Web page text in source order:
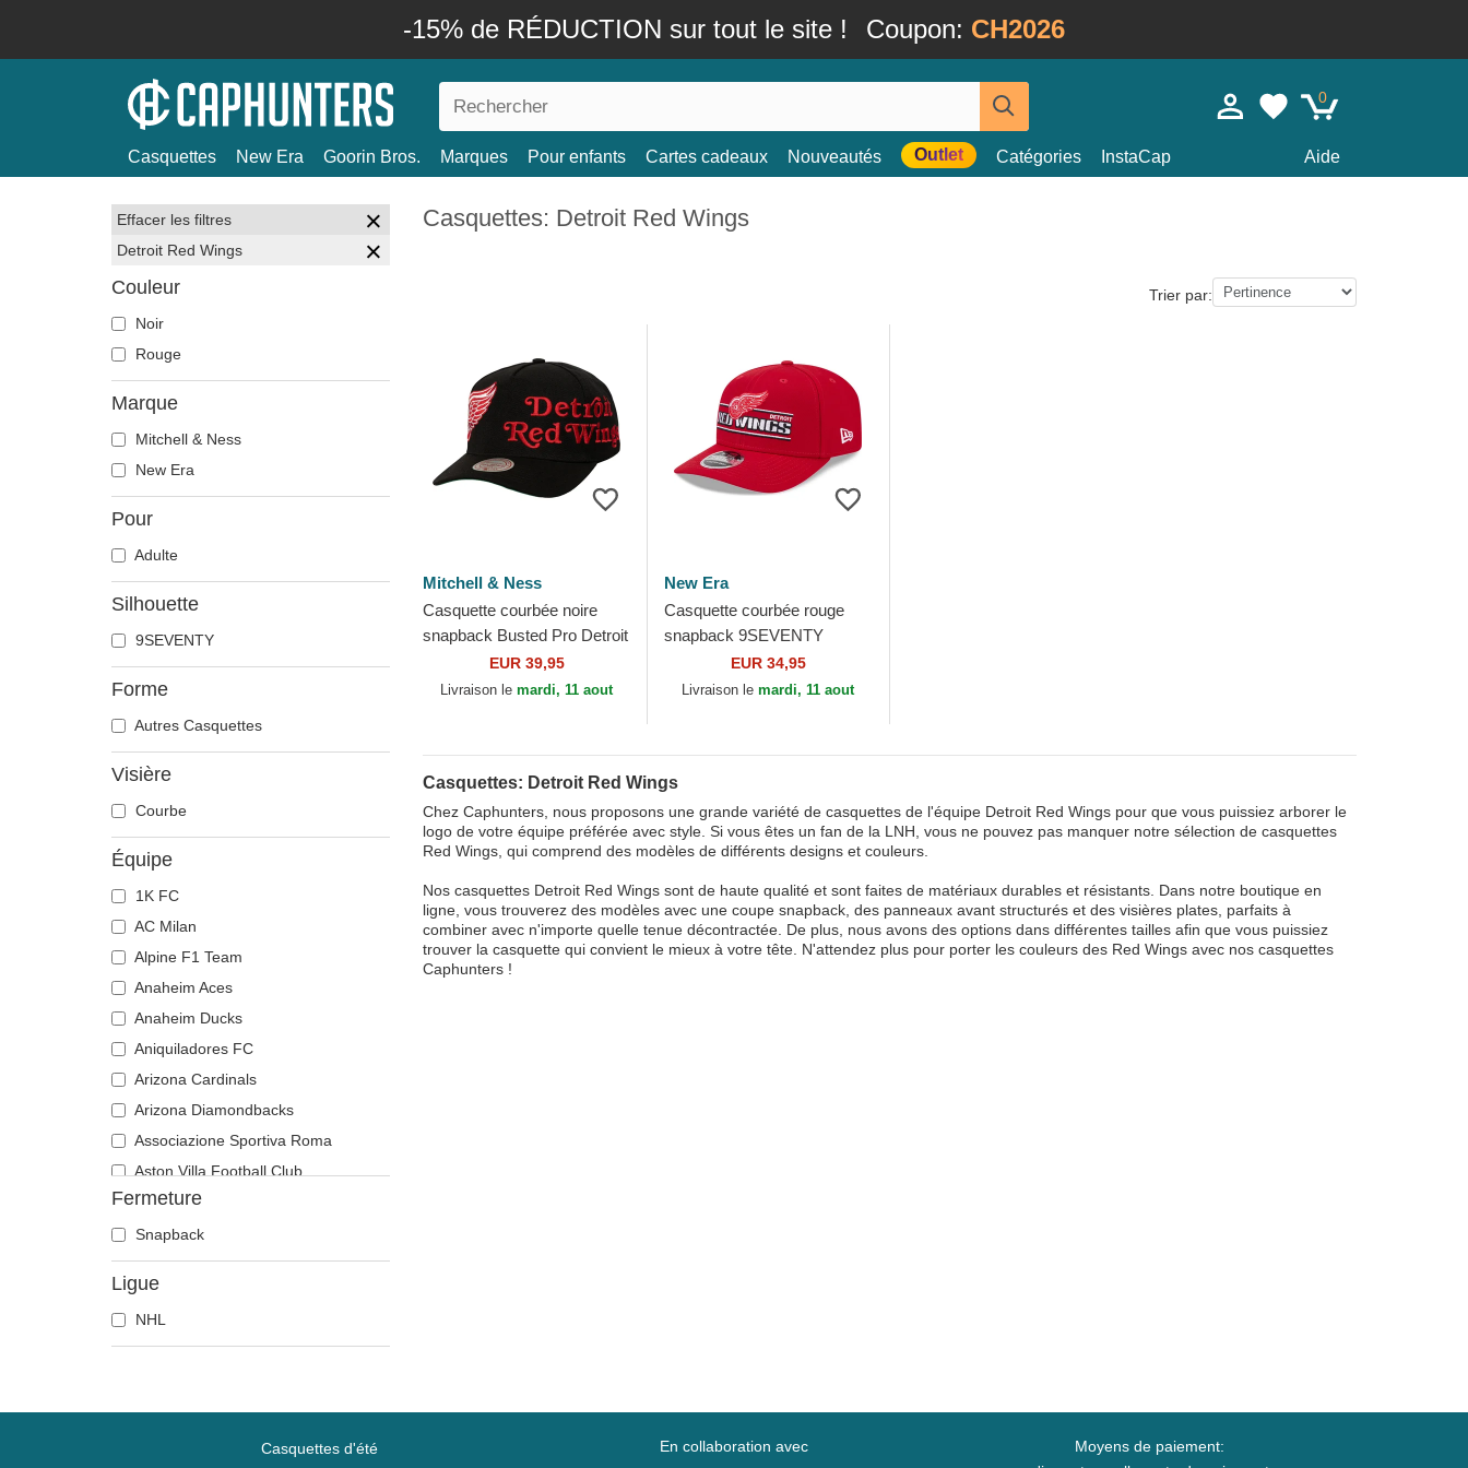
-15% de RÉDUCTION sur tout le site ! Coupon: CH2026
0
Casquettes New Era Goorin Bros. Marques Pour enfants Cartes cadeaux Nouveautés Outlet Catégories InstaCap Aide
Effacer les filtres
Detroit Red Wings
Couleur
Noir
Rouge
Marque
Mitchell & Ness
New Era
Pour
Adulte
Silhouette
9SEVENTY
Forme
Autres Casquettes
Visière
Courbe
Équipe
1K FC
AC Milan
Alpine F1 Team
Anaheim Aces
Anaheim Ducks
Aniquiladores FC
Arizona Cardinals
Arizona Diamondbacks
Associazione Sportiva Roma
Aston Villa Football Club
Atlanta Braves
Atlanta Falcons
Boston Bruins
Boston Celtics
Boston Red Sox
Chelsea Football Club
Fermeture
Snapback
Ligue
NHL
Casquettes: Detroit Red Wings
Trier par:
Mitchell & Ness
Casquette courbée noire
snapback Busted Pro Detroit
Red Wings NHL Mitchell &
Ness
EUR 39,95
Livraison lemardi, 11 aout
New Era
Casquette courbée rouge
snapback 9SEVENTY
Stretch Snap Stated Detroit
Red Wings NHL New Era
EUR 34,95
Livraison lemardi, 11 aout
Casquettes: Detroit Red Wings
Chez Caphunters, nous proposons une grande variété de casquettes de l'équipe Detroit Red Wings pour que vous puissiez arborer le
logo de votre équipe préférée avec style. Si vous êtes un fan de la LNH, vous ne pouvez pas manquer notre sélection de casquettes
Red Wings, qui comprend des modèles de différents designs et couleurs.
Nos casquettes Detroit Red Wings sont de haute qualité et sont faites de matériaux durables et résistants. Dans notre boutique en
ligne, vous trouverez des modèles avec une coupe snapback, des panneaux avant structurés et des visières plates, parfaits à
combiner avec n'importe quelle tenue décontractée. De plus, nous avons des options dans différentes tailles afin que vous puissiez
trouver la casquette qui convient le mieux à votre tête. N'attendez plus pour porter les couleurs des Red Wings avec nos casquettes
Caphunters !
Casquettes d'été En collaboration avec
Moyens de paiement: